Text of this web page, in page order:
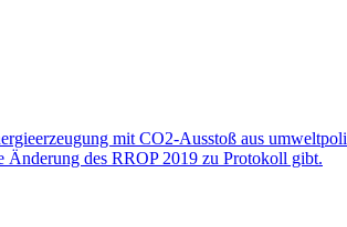
mit CO2-Ausstoß aus
des RROP 2019 zu Protokoll gibt.